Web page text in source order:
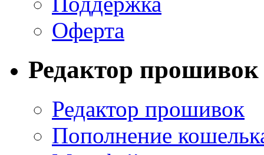
Оферта
Редактор прошивок
Редактор прошивок
Пополнение